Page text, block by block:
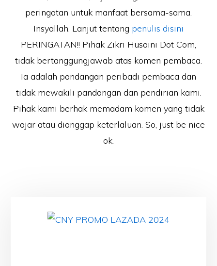
peringatan untuk manfaat bersama-sama.
Insyallah. Lanjut tentang penulis disini
PERINGATAN!! Pihak Zikri Husaini Dot Com,
tidak bertanggungjawab atas komen pembaca.
Ia adalah pandangan peribadi pembaca dan
tidak mewakili pandangan dan pendirian kami.
Pihak kami berhak memadam komen yang tidak
wajar atau dianggap keterlaluan. So, just be nice
ok.